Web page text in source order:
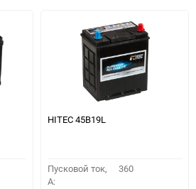
HITEC 45B19L
Пусковой ток,
A:
360